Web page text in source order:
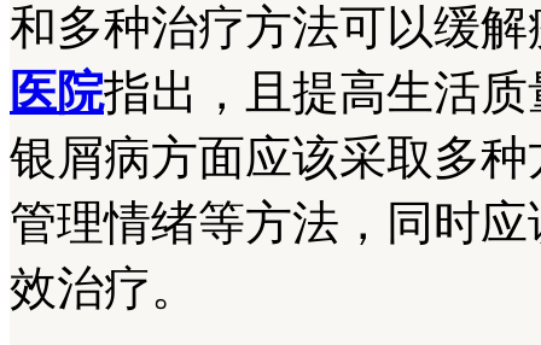
和多种治疗方法可以缓
医院指出，且提高生活
银屑病方面应该采取多
管理情绪等方法，同时
效治疗。